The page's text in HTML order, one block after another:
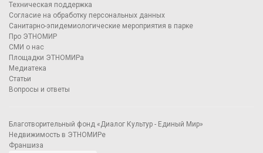
Техническая поддержка
Согласие на обработку персональных данных
Санитарно-эпидемиологические мероприятия в парке
Про ЭТНОМИР
СМИ о нас
Площадки ЭТНОМИРа
Медиатека
Статьи
Вопросы и ответы
Благотворительный фонд «Диалог Культур - Единый Мир»
Недвижимость в ЭТНОМИРе
Франшиза